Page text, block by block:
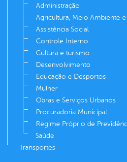
Administração
Agricultura, Meio Ambiente
Assistência Social
Controle Interno
Cultura e turismo
Desenvolvimento
Educação e Desportos
Mulher
Obras e Serviços Urbanos
Procuradoria Municipal
Regime Próprio de
Saúde
Transportes